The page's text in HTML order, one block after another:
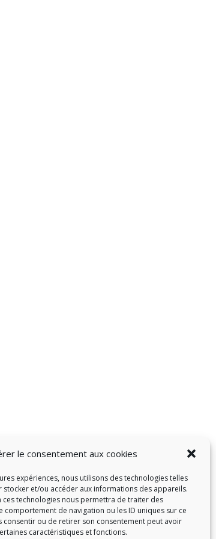
le consentement aux cookies
expériences, nous utilisons des technologies telles
stocker et/ou accéder aux informations des appareils.
ces technologies nous permettra de traiter des
comportement de navigation ou les ID uniques sur ce
consentir ou de retirer son consentement peut avoir
caractéristiques et fonctions.